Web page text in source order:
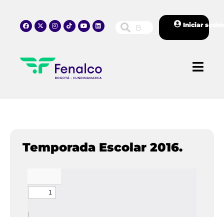
Iniciar
Temporada Escolar 2016.